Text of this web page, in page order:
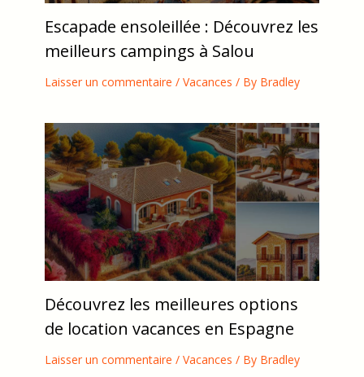
Escapade ensoleillée : Découvrez les
meilleurs campings à Salou
Laisser un commentaire / Vacances / By Bradley
Découvrez les meilleures options
de location vacances en Espagne
Laisser un commentaire / Vacances / By Bradley